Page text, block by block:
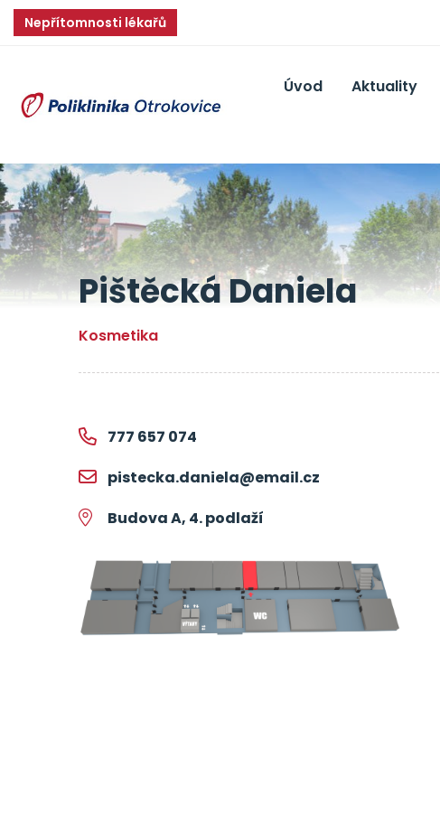
Nepřítomnosti lékařů
Úvod Aktuality
Pištěcká Daniela
Kosmetika
777 657 074
pistecka.daniela@email.cz
Budova A, 4. podlaží